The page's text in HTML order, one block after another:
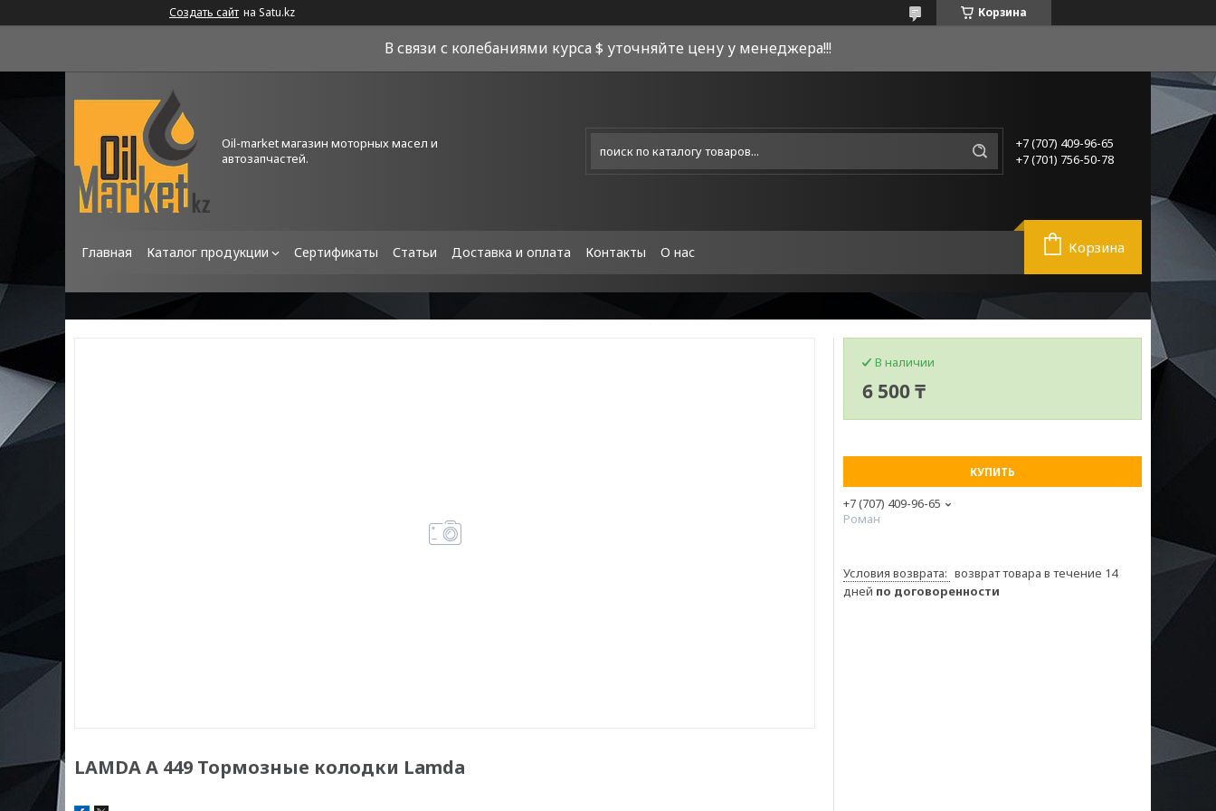
Создать сайт на Satu.kz Корзина
В связи с колебаниями курса $ уточняйте цену у менеджера!!!
Oil-market магазин моторных масел и
автозапчастей.
+7 (707) 409-96-65
+7 (701) 756-50-78
Главная Каталог продукции Сертификаты Статьи Доставка и оплата Контакты О нас Корзина
LAMDA А 449 Тормозные колодки Lamda
В наличии
6 500 ₸
КУПИТЬ
+7 (707) 409-96-65
Роман
возврат товара в течение 14
дней по договоренности